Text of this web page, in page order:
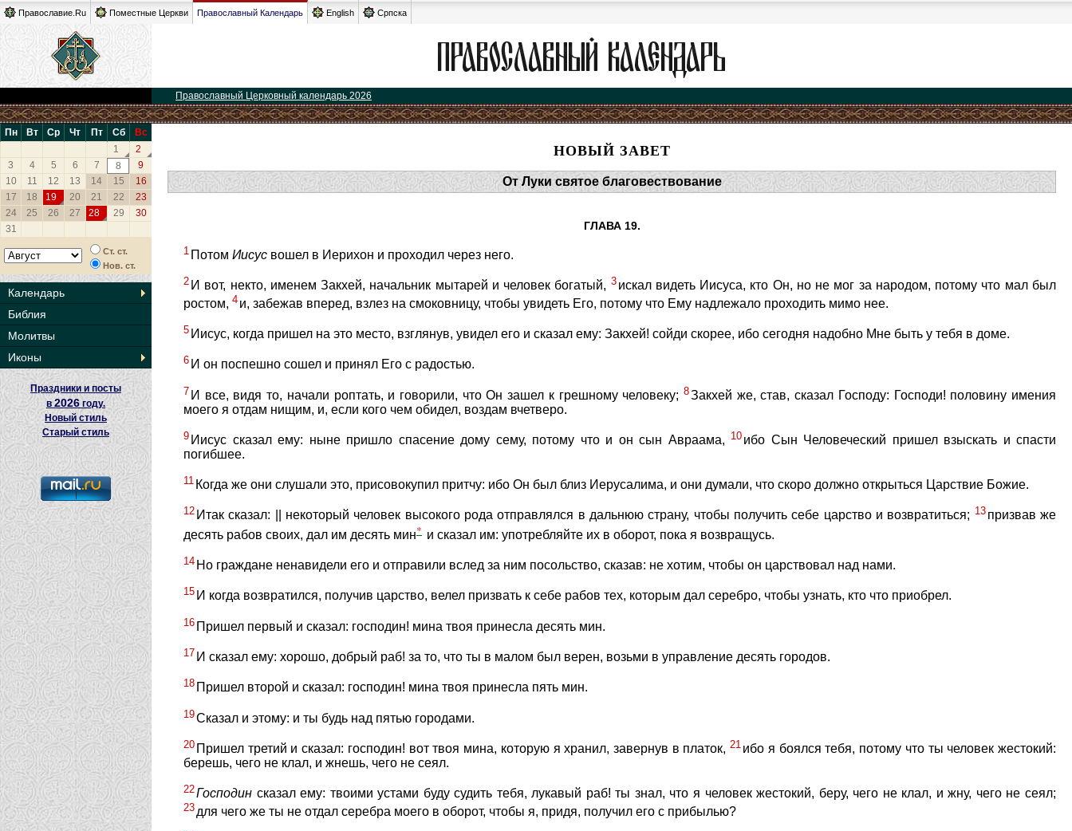
Православие.Ru Поместные Церкви Православный Календарь English Српска
Православный Церковный календарь 2026
Пн Вт Ср Чт Пт Сб
Вс
1
2
3
4 5 6 7 8
9
10
11 12 13 14 15
16
17
18 19 20 21 22
23
24
25 26 27 28 29
30
31
Ст. ст.
Нов. ст.
Календарь
Библия
Молитвы
Иконы
Праздники и посты
в2026 году.
Новый стиль
Старый стиль
НОВЫЙ ЗАВЕТ
От Луки святое благовествование
ГЛАВА 19.
1 Потом Иисус вошел в Иерихон и проходил через него.
2 И вот, некто, именем Закхей, начальник мытарей и человек богатый, 3 искал видеть Иисуса, кто Он, но не мог за народом, потому что мал был
ростом, 4 и, забежав вперед, взлез на смоковницу, чтобы увидеть Его, потому что Ему надлежало проходить мимо нее.
5 Иисус, когда пришел на это место, взглянув, увидел его и сказал ему: Закхей! сойди скорее, ибо сегодня надобно Мне быть у тебя в доме.
6 И он поспешно сошел и принял Его с радостью.
7 И все, видя то, начали роптать, и говорили, что Он зашел к грешному человеку; 8Закхей же, став, сказал Господу: Господи! половину имения
моего я отдам нищим, и, если кого чем обидел, воздам вчетверо.
9 Иисус сказал ему: ныне пришло спасение дому сему, потому что и он сын Авраама, 10 ибо Сын Человеческий пришел взыскать и спасти
погибшее.
11 Когда же они слушали это, присовокупил притчу: ибо Он был близ Иерусалима, и они думали, что скоро должно открыться Царствие Божие.
12 Итак сказал: || некоторый человек высокого рода отправлялся в дальнюю страну, чтобы получить себе царство и возвратиться; 13 призвав же
десять рабов своих, дал им десять мин* и сказал им: употребляйте их в оборот, пока я возвращусь.
14 Но граждане ненавидели его и отправили вслед за ним посольство, сказав: не хотим, чтобы он царствовал над нами.
15 И когда возвратился, получив царство, велел призвать к себе рабов тех, которым дал серебро, чтобы узнать, кто что приобрел.
16 Пришел первый и сказал: господин! мина твоя принесла десять мин.
17 И сказал ему: хорошо, добрый раб! за то, что ты в малом был верен, возьми в управление десять городов.
18 Пришел второй и сказал: господин! мина твоя принесла пять мин.
19Сказал и этому: и ты будь над пятью городами.
20 Пришел третий и сказал: господин! вот твоя мина, которую я хранил, завернув в платок,21 ибо я боялся тебя, потому что ты человек жестокий:
берешь, чего не клал, и жнешь, чего не сеял.
22Господин сказал ему: твоими устами буду судить тебя, лукавый раб! ты знал, что я человек жестокий, беру, чего не клал, и жну, чего не сеял;
23 для чего же ты не отдал серебра моего в оборот, чтобы я, придя, получил его с прибылью?